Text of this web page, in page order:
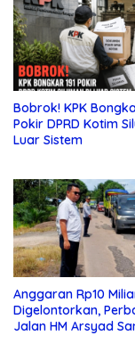
Bobrok! KPK
Pokir DPRD Kotim
Luar Sistem
Anggaran Rp10
Digelontorkan,
Jalan HM Arsyad